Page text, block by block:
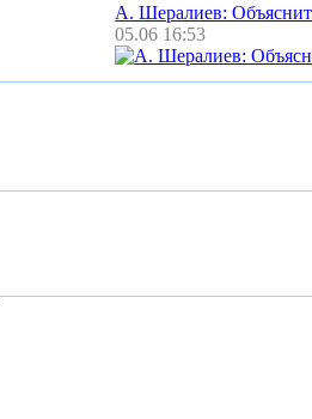
А. Шералиев:
05.06 16:53